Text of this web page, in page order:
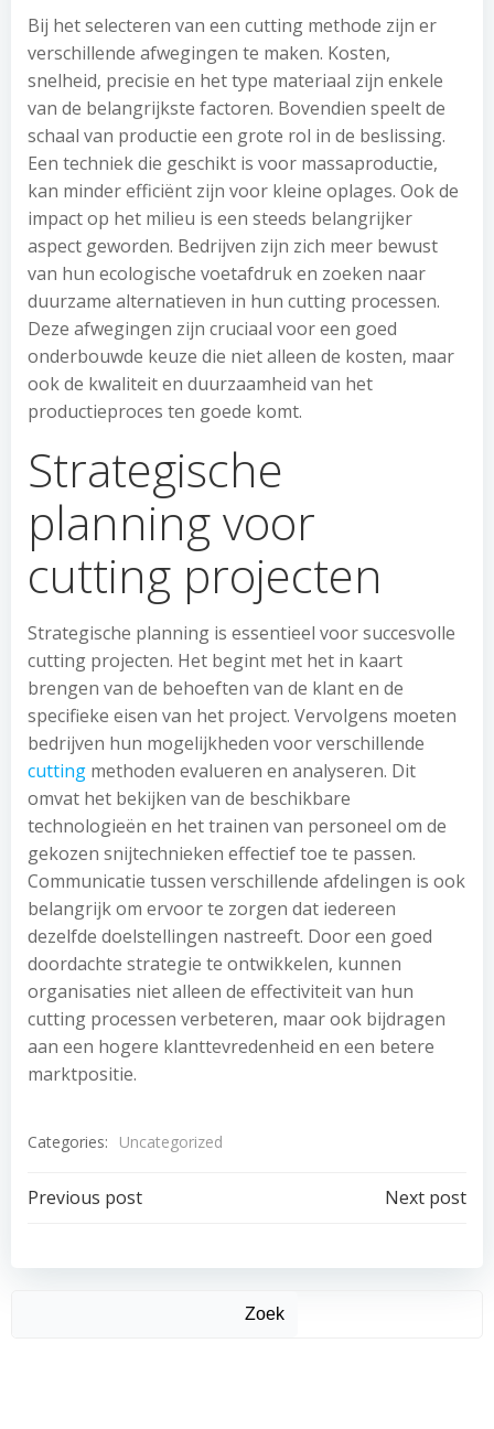
Bij het selecteren van een cutting methode zijn er
verschillende afwegingen te maken. Kosten,
snelheid, precisie en het type materiaal zijn enkele
van de belangrijkste factoren. Bovendien speelt de
schaal van productie een grote rol in de beslissing.
Een techniek die geschikt is voor massaproductie,
kan minder efficiënt zijn voor kleine oplages. Ook de
impact op het milieu is een steeds belangrijker
aspect geworden. Bedrijven zijn zich meer bewust
van hun ecologische voetafdruk en zoeken naar
duurzame alternatieven in hun cutting processen.
Deze afwegingen zijn cruciaal voor een goed
onderbouwde keuze die niet alleen de kosten, maar
ook de kwaliteit en duurzaamheid van het
productieproces ten goede komt.
Strategische
planning voor
cutting projecten
Strategische planning is essentieel voor succesvolle
cutting projecten. Het begint met het in kaart
brengen van de behoeften van de klant en de
specifieke eisen van het project. Vervolgens moeten
bedrijven hun mogelijkheden voor verschillende
cutting methoden evalueren en analyseren. Dit
omvat het bekijken van de beschikbare
technologieën en het trainen van personeel om de
gekozen snijtechnieken effectief toe te passen.
Communicatie tussen verschillende afdelingen is ook
belangrijk om ervoor te zorgen dat iedereen
dezelfde doelstellingen nastreeft. Door een goed
doordachte strategie te ontwikkelen, kunnen
organisaties niet alleen de effectiviteit van hun
cutting processen verbeteren, maar ook bijdragen
aan een hogere klanttevredenheid en een betere
marktpositie.
Categories: Uncategorized
Post
navigation
Previous post
navigation
Next post
Zoek